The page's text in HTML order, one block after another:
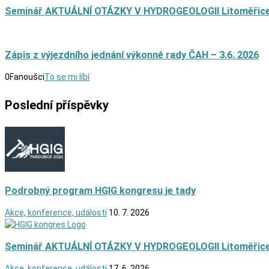
Seminář AKTUÁLNÍ OTÁZKY V HYDROGEOLOGII
Zápis z výjezdního jednání výkonné rady ČAH – 3.6. 2026
0FanoušciTo se mi líbí
Poslední příspěvky
Podrobný program HGIG kongresu je tady
Akce, konference, události 10. 7. 2026
Seminář AKTUÁLNÍ OTÁZKY V HYDROGEOLOGII